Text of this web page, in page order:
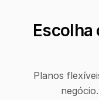
Escolha
Planos